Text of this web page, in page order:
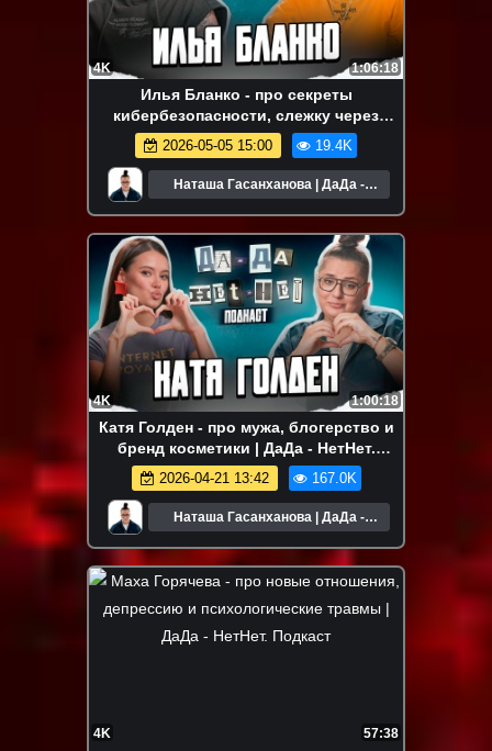
4K 1:06:18
Илья Бланко - про секреты
кибербезопасности, слежку через
мессенджеры и хакеров | ДаДа -
НетНет. Подкаст
2026-05-05 15:00 19.4K
Наташа Гасанханова | ДаДа -
НетНет
4K 1:00:18
Катя Голден - про мужа, блогерство и
бренд косметики | ДаДа - НетНет.
Подкаст
2026-04-21 13:42 167.0K
Наташа Гасанханова | ДаДа -
НетНет
4K 57:38